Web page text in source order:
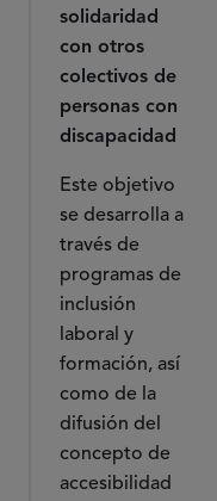
solidaridad
con otros
colectivos de
personas con
discapacidad
Este objetivo
se desarrolla a
través de
programas de
inclusión
laboral y
formación, así
como de la
difusión del
concepto de
accesibilidad